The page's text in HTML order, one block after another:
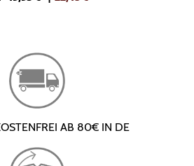
AB 80€ IN DE